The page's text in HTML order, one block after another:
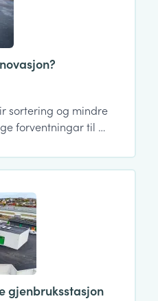
sortering og mindre
forventningar til …
gjenbruksstasjon